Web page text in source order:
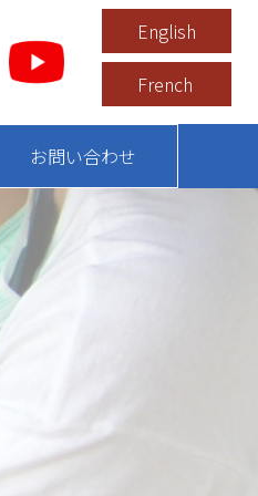
English
French
お問い合わせ